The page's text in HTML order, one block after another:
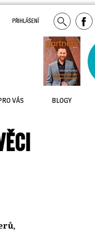
PŘIHLÁŠENÍ
VÁS BLOGY